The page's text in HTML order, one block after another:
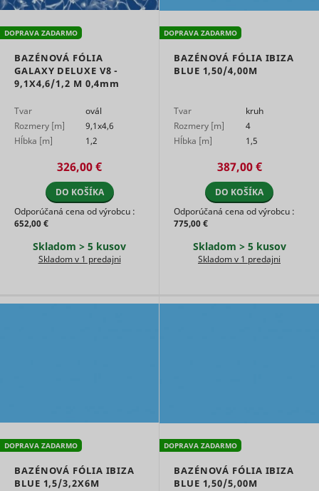
DOPRAVA ZADARMO
BAZÉNOVÁ FÓLIA
GALAXY DELUXE V8 -
9,1X4,6/1,2 M 0,4mm
Tvar
ovál
Rozmery [m]
9,1x4,6
Hĺbka [m]
1,2
326,00 €
DO KOŠÍKA
Odporúčaná cena od výrobcu :
652,00 €
Skladom > 5 kusov
Skladom v 1 predajni
DOPRAVA ZADARMO
BAZÉNOVÁ FÓLIA IBIZA
BLUE 1,50/4,00M
Tvar
kruh
Rozmery [m]
4
Hĺbka [m]
1,5
387,00 €
DO KOŠÍKA
Odporúčaná cena od výrobcu :
775,00 €
Skladom > 5 kusov
Skladom v 1 predajni
DOPRAVA ZADARMO
BAZÉNOVÁ FÓLIA IBIZA
BLUE 1,5/3,2X6M
DOPRAVA ZADARMO
BAZÉNOVÁ FÓLIA IBIZA
BLUE 1,50/5,00M